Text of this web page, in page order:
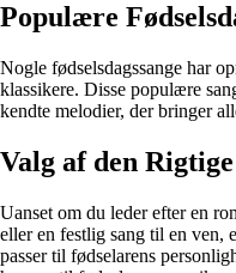
Populære
Nogle fødselsdagssange har
klassikere. Disse populære
kendte melodier, der bringer
Valg af den Rigtige
Uanset om du leder efter en
eller en festlig sang til en ven,
passer til fødselarens